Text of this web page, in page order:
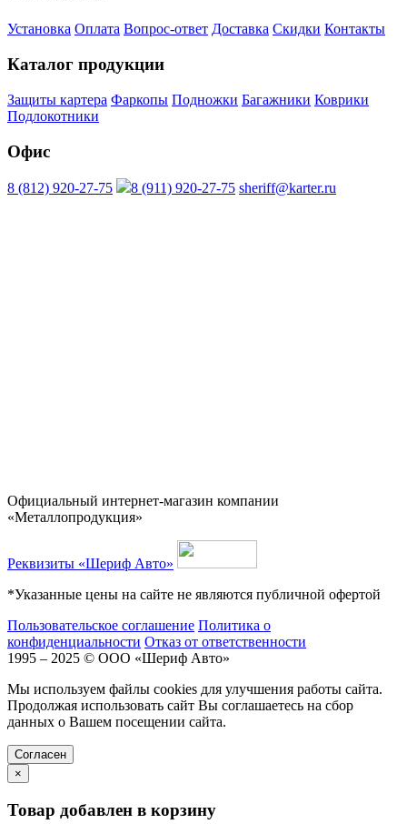
Установка Оплата Вопрос-ответ Доставка Скидки Контакты
Каталог продукции
Защиты картера Фаркопы Подножки Багажники Коврики
Подлокотники
Офис
8 (812) 920-27-75 8 (911) 920-27-75 sheriff@karter.ru
Официальный интернет-магазин компании
«Металлопродукция»
Реквизиты «Шериф Авто»
*Указанные цены на сайте не являются публичной офертой
Пользовательское соглашение Политика о
конфиденциальности Отказ от ответственности
1995 – 2025 © ООО «Шериф Авто»
Мы используем файлы cookies для улучшения работы сайта.
Продолжая использовать сайт Вы соглашаетесь на сбор
данных о Вашем посещении сайта.
Cогласен
×
Товар добавлен в корзину